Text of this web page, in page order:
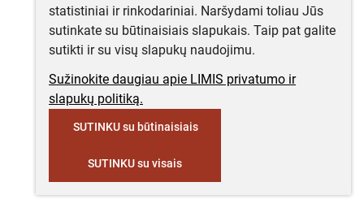
statistiniai ir rinkodariniai. Naršydami toliau Jūs
sutinkate su būtinaisiais slapukais. Taip pat galite
sutikti ir su visų slapukų naudojimu.
Sužinokite daugiau apie LIMIS privatumo ir
slapukų politiką.
SUTINKU su būtinaisiais
SUTINKU su visais